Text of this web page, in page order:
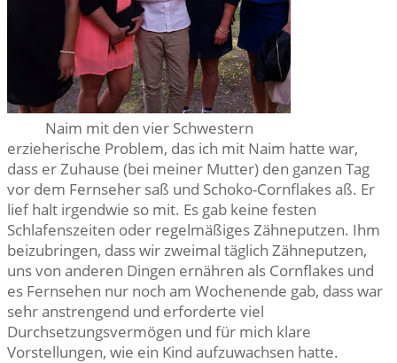
Naim mit den vier Schwestern
erzieherische Problem, das ich mit Naim hatte war,
dass er Zuhause (bei meiner Mutter) den ganzen Tag
vor dem Fernseher saß und Schoko-Cornflakes aß. Er
lief halt irgendwie so mit. Es gab keine festen
Schlafenszeiten oder regelmäßiges Zähneputzen. Ihm
beizubringen, dass wir zweimal täglich Zähneputzen,
uns von anderen Dingen ernähren als Cornflakes und
es Fernsehen nur noch am Wochenende gab, dass war
sehr anstrengend und erforderte viel
Durchsetzungsvermögen und für mich klare
Vorstellungen, wie ein Kind aufzuwachsen hatte.